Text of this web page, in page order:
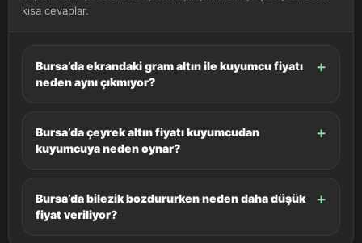
kısa cevaplar.
Bursa’da ekrandaki gram altın ile kuyumcu fiyatı
neden aynı çıkmıyor?
Bursa’da çeyrek altın fiyatı kuyumcudan
kuyumcuya neden oynar?
Bursa’da bilezik bozdururken neden daha düşük
fiyat veriliyor?